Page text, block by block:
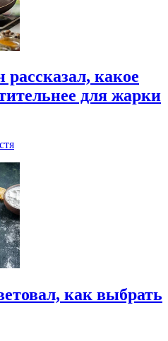
какое
для жарки
как выбрать